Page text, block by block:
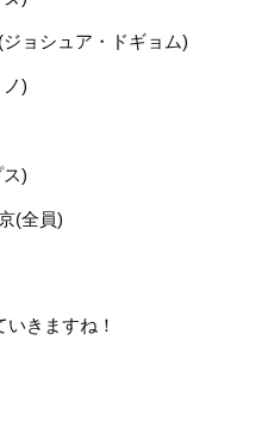
ョシュア・ドギョム)
)
)
(全員)
きますね！